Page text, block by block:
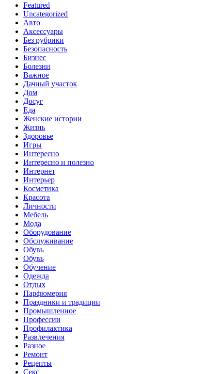
Featured
Uncategorized
Авто
Аксессуары
Без рубрики
Безопасность
Бизнес
Болезни
Важное
Дачный участок
Дом
Досуг
Еда
Женские истории
Жизнь
Здоровье
Игры
Интересно
Интересно и полезно
Интернет
Интерьер
Косметика
Красота
Личности
Мебель
Мода
Оборудование
Обслуживание
Обувь
Обувь
Обучение
Одежда
Отдых
Парфюмерия
Праздники и традиции
Промышленное
Профессии
Профилактика
Развлечения
Разное
Ремонт
Рецепты
Секс